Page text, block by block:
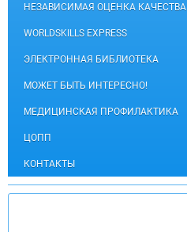
НЕЗАВИСИМАЯ ОЦЕНКА КАЧЕСТВА
WORLDSKILLS EXPRESS
ЭЛЕКТРОННАЯ БИБЛИОТЕКА
МОЖЕТ БЫТЬ ИНТЕРЕСНО!
МЕДИЦИНСКАЯ ПРОФИЛАКТИКА
ЦОПП
КОНТАКТЫ